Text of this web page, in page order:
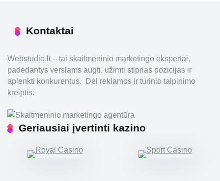
Kontaktai
Webstudio.lt – tai skaitmeninio marketingo ekspertai,
padedantys verslams augti, užimti stiprias pozicijas ir
aplenkti konkurentus. Dėl reklamos ir turinio talpinimo
kreiptis.
Geriausiai įvertinti kazino